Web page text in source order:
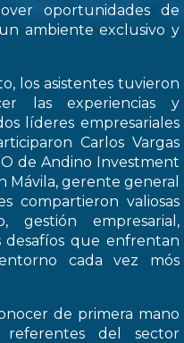
oportunidades de
ambiente exclusivo y
los asistentes tuvieron
las experiencias y
líderes empresariales
Carlos Vargas
de Andino Investment
Mávila, gerente general
compartieron valiosas
gestión empresarial,
desafíos que enfrentan
cada vez mós
de primera mano
referentes del sector